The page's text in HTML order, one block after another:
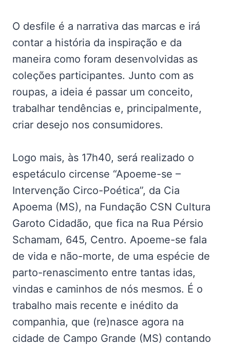
O desfile é a narrativa das marcas e irá
contar a história da inspiração e da
maneira como foram desenvolvidas as
coleções participantes. Junto com as
roupas, a ideia é passar um conceito,
trabalhar tendências e, principalmente,
criar desejo nos consumidores.
Logo mais, às 17h40, será realizado o
espetáculo circense “Apoeme-se –
Intervenção Circo-Poética”, da Cia
Apoema (MS), na Fundação CSN Cultura
Garoto Cidadão, que fica na Rua Pérsio
Schamam, 645, Centro. Apoeme-se fala
de vida e não-morte, de uma espécie de
parto-renascimento entre tantas idas,
vindas e caminhos de nós mesmos. É o
trabalho mais recente e inédito da
companhia, que (re)nasce agora na
cidade de Campo Grande (MS) contando